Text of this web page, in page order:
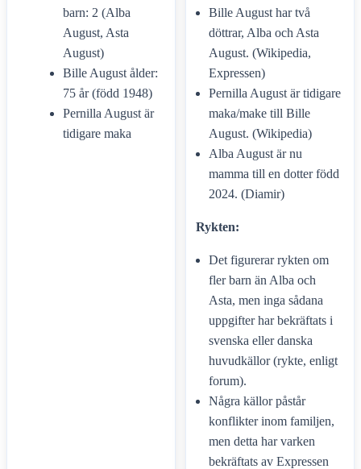
barn: 2 (Alba
August, Asta
August)
Bille August ålder:
75 år (född 1948)
Pernilla August är
tidigare maka
Bille August har två
döttrar, Alba och Asta
August. (Wikipedia,
Expressen)
Pernilla August är tidigare
maka/make till Bille
August. (Wikipedia)
Alba August är nu
mamma till en dotter född
2024. (Diamir)
Rykten:
Det figurerar rykten om
fler barn än Alba och
Asta, men inga sådana
uppgifter har bekräftats i
svenska eller danska
huvudkällor (rykte, enligt
forum).
Några källor påstår
konflikter inom familjen,
men detta har varken
bekräftats av Expressen